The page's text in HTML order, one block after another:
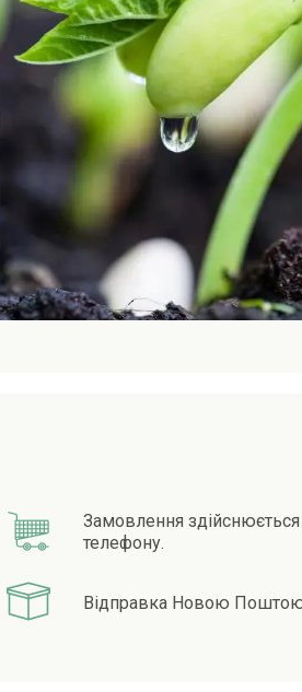
Замовлення здійснюється
телефону.
Відправка Новою Поштою